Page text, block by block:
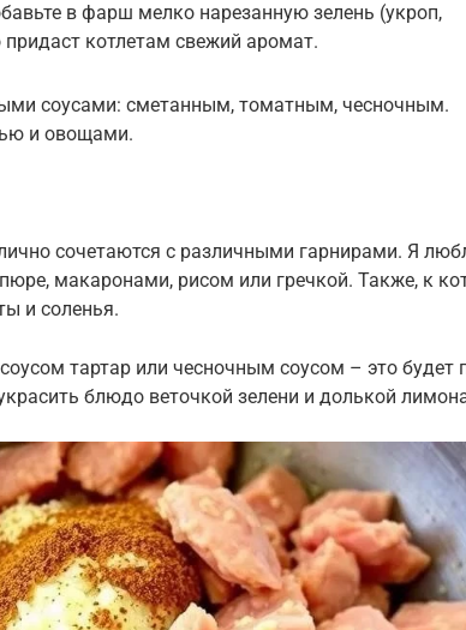
в фарш мелко нарезанную зелень (укроп,
придаст котлетам свежий аромат.
соусами: сметанным, томатным, чесночным.
и овощами.
сочетаются с различными гарнирами. Я
макаронами, рисом или гречкой. Также, к
и соленья.
тартар или чесночным соусом – это будет
блюдо веточкой зелени и долькой